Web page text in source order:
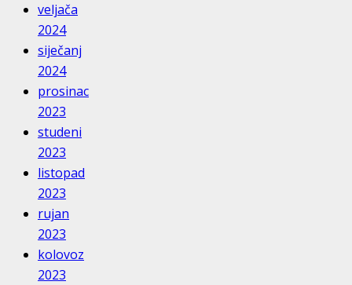
veljača
2024
siječanj
2024
prosinac
2023
studeni
2023
listopad
2023
rujan
2023
kolovoz
2023